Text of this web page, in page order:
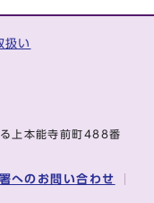
扱い
上本能寺前町488番
へのお問い合わせ